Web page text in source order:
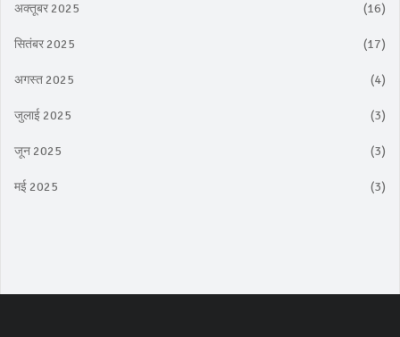
अक्तूबर 2025 (16)
सितंबर 2025 (17)
अगस्त 2025 (4)
जुलाई 2025 (3)
जून 2025 (3)
मई 2025 (3)